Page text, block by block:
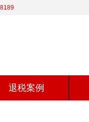
退税案例